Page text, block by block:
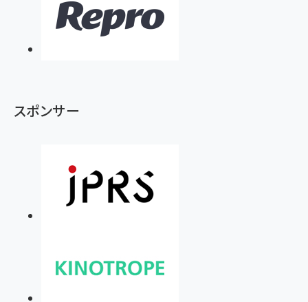
スポンサー